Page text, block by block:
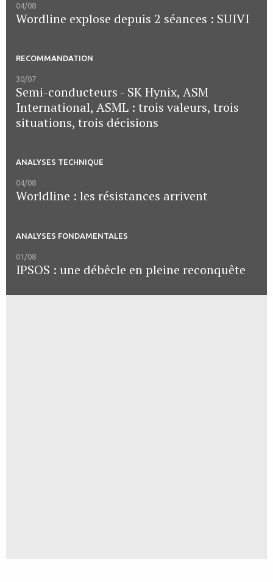
04/08
Wordline explose depuis 2 séances : SUIVI
RECOMMANDATION
30/07
Semi-conducteurs - SK Hynix, ASM
International, ASML : trois valeurs, trois
situations, trois décisions
ANALYSES TECHNIQUE
04/08
Worldline : les résistances arrivent
ANALYSES FONDAMENTALES
01/08
IPSOS : une débêcle en pleine reconquête